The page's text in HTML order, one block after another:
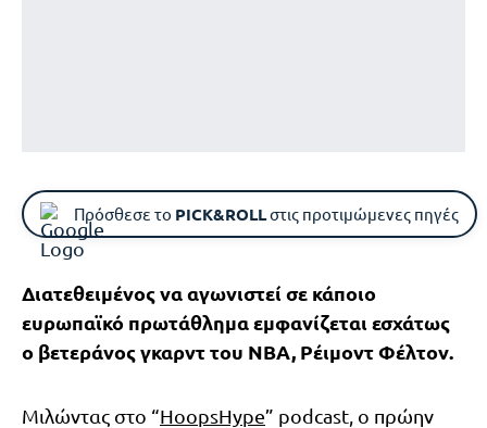
Πρόσθεσε το PICK&ROLLστις προτιμώμενες πηγές
Διατεθειμένος να αγωνιστεί σε κάποιο
ευρωπαϊκό πρωτάθλημα εμφανίζεται εσχάτως
ο βετεράνος γκαρντ του NBA, Ρέιμοντ Φέλτον.
Μιλώντας στο “HoopsHype” podcast, o πρώην